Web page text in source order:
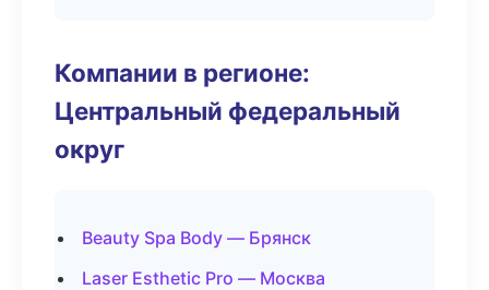
Компании в регионе:
Центральный федеральный
округ
Beauty Spa Body — Брянск
Laser Esthetic Pro — Москва